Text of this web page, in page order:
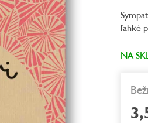
ľahké
NA